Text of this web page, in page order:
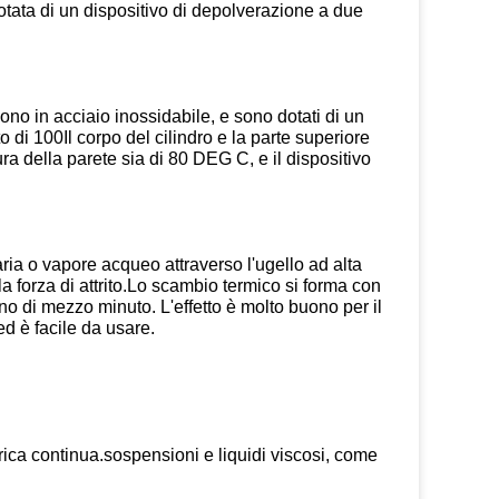
di un dispositivo di depolverazione a due
in acciaio inossidabile, e sono dotati di un
di 100Il corpo del cilindro e la parte superiore
della parete sia di 80 DEG C, e il dispositivo
o vapore acqueo attraverso l'ugello ad alta
di attrito.Lo scambio termico si forma con
di mezzo minuto. L'effetto è molto buono per il
è facile da usare.
continua.sospensioni e liquidi viscosi, come